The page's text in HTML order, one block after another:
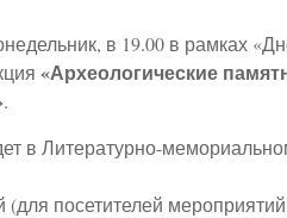
в 19.00 в рамках
«Археологические
.
в Литературно-
(для посетителей